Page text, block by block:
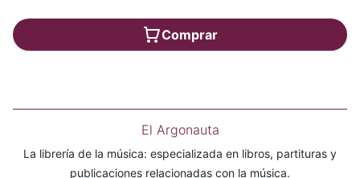
Comprar
El Argonauta
La librería de la música: especializada en libros, partituras y
publicaciones relacionadas con la música.